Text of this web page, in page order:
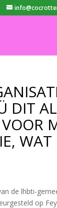
DIT
de lhbti-
op